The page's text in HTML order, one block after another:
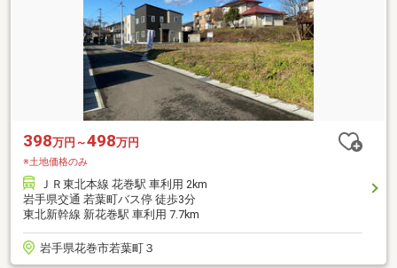
398万円～498万円
※土地価格のみ
ＪＲ東北本線 花巻駅 車利用 2km
岩手県交通 若葉町バス停 徒歩3分
東北新幹線 新花巻駅 車利用 7.7km
岩手県花巻市若葉町３